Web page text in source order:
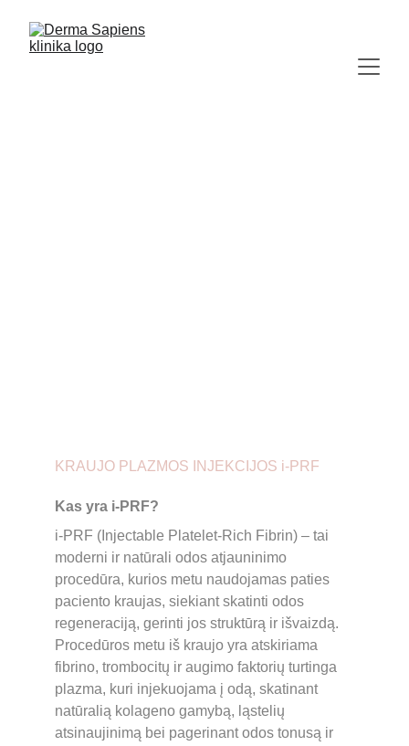
KRAUJO PLAZMOS INJEKCIJOS i-PRF
Kas yra i-PRF?
i-PRF (Injectable Platelet-Rich Fibrin) – tai
moderni ir natūrali odos atjauninimo
procedūra, kurios metu naudojamas paties
paciento kraujas, siekiant skatinti odos
regeneraciją, gerinti jos struktūrą ir išvaizdą.
Procedūros metu iš kraujo yra atskiriama
fibrino, trombocitų ir augimo faktorių turtinga
plazma, kuri injekuojama į odą, skatinant
natūralią kolageno gamybą, ląstelių
atsinaujinimą bei pagerinant odos tonusą ir